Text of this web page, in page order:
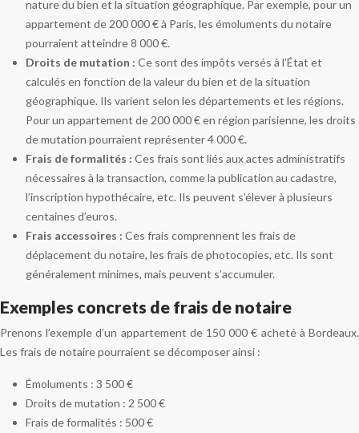
nature du bien et la situation géographique. Par exemple, pour un
appartement de 200 000 € à Paris, les émoluments du notaire
pourraient atteindre 8 000 €.
Droits de mutation : Ce sont des impôts versés à l’État et
calculés en fonction de la valeur du bien et de la situation
géographique. Ils varient selon les départements et les régions.
Pour un appartement de 200 000 € en région parisienne, les droits
de mutation pourraient représenter 4 000 €.
Frais de formalités : Ces frais sont liés aux actes administratifs
nécessaires à la transaction, comme la publication au cadastre,
l’inscription hypothécaire, etc. Ils peuvent s’élever à plusieurs
centaines d’euros.
Frais accessoires : Ces frais comprennent les frais de
déplacement du notaire, les frais de photocopies, etc. Ils sont
généralement minimes, mais peuvent s’accumuler.
Exemples concrets de frais de notaire
Prenons l’exemple d’un appartement de 150 000 € acheté à Bordeaux.
Les frais de notaire pourraient se décomposer ainsi :
Émoluments : 3 500 €
Droits de mutation : 2 500 €
Frais de formalités : 500 €